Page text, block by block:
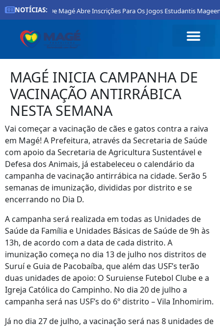
NOTÍCIAS:
Prefeitura De Magé Abre Inscrições Para Os Jogos Estudantis
MAGÉ INICIA CAMPANHA DE
VACINAÇÃO ANTIRRÁBICA
NESTA SEMANA
Vai começar a vacinação de cães e gatos contra a raiva
em Magé! A Prefeitura, através da Secretaria de Saúde
com apoio da Secretaria de Agricultura Sustentável e
Defesa dos Animais, já estabeleceu o calendário da
campanha de vacinação antirrábica na cidade. Serão 5
semanas de imunização, divididas por distrito e se
encerrando no Dia D.
A campanha será realizada em todas as Unidades de
Saúde da Família e Unidades Básicas de Saúde de 9h às
13h, de acordo com a data de cada distrito. A
imunização começa no dia 13 de julho nos distritos de
Suruí e Guia de Pacobaíba, que além das USF’s terão
duas unidades de apoio: O Suruiense Futebol Clube e a
Igreja Católica do Campinho. No dia 20 de julho a
campanha será nas USF’s do 6º distrito – Vila Inhomirim.
Já no dia 27 de julho, a vacinação será nas 8 unidades de